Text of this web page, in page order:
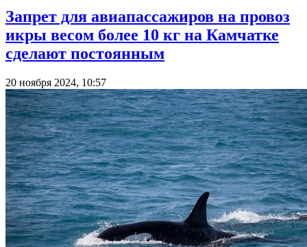
Запрет для авиапассажиров на провоз
икры весом более 10 кг на Камчатке
сделают постоянным
20 ноября 2024, 10:57